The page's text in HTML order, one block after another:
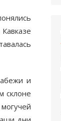
и
склоне